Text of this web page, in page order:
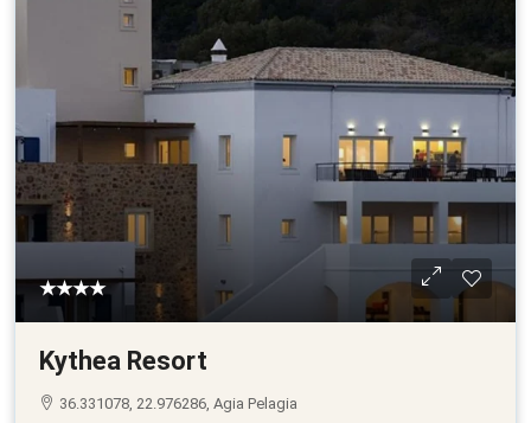
★★★★
Kythea Resort
36.331078, 22.976286, Agia Pelagia